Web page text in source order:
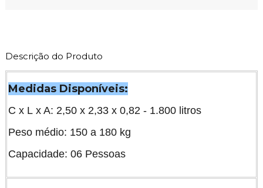
Descrição do Produto
Medidas Disponíveis:
C x L x A: 2,50 x 2,33 x 0,82 - 1.800 litros
Peso médio: 150 a 180 kg
Capacidade: 06 Pessoas